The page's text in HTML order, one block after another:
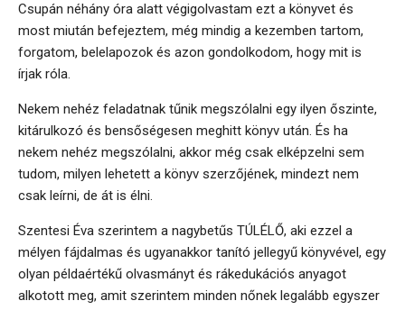
Csupán néhány óra alatt végigolvastam ezt a könyvet és
most miután befejeztem, még mindig a kezemben tartom,
forgatom, belelapozok és azon gondolkodom, hogy mit is
írjak róla.
Nekem nehéz feladatnak tűnik megszólalni egy ilyen őszinte,
kitárulkozó és bensőségesen meghitt könyv után. És ha
nekem nehéz megszólalni, akkor még csak elképzelni sem
tudom, milyen lehetett a könyv szerzőjének, mindezt nem
csak leírni, de át is élni.
Szentesi Éva szerintem a nagybetűs TÚLÉLŐ, aki ezzel a
mélyen fájdalmas és ugyanakkor tanító jellegyű könyvével, egy
olyan példaértékű olvasmányt és rákedukációs anyagot
alkotott meg, amit szerintem minden nőnek legalább egyszer